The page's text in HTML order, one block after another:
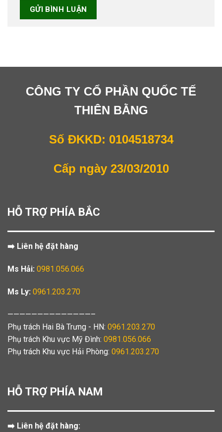
CÔNG TY CỔ PHẦN QUỐC TẾ
THIÊN BẰNG
Số ĐKKD: 0104518734
Cấp ngày 23/03/2010
HỖ TRỢ PHÍA BẮC
➡️ Liên hệ đặt hàng
Ms Hải: 0981.056.066
Ms Ly: 0961.203.270
——————————————–
Phụ trách Hai Bà Trưng - HN: 0961.203.270
Phụ trách Khu vực Mỹ Đình: 0981.056.066
Phụ trách Khu vực Hải Phòng: 0961.203.270
HỖ TRỢ PHÍA NAM
➡️ Liên hệ đặt hàng: